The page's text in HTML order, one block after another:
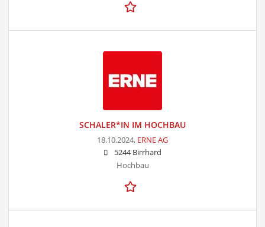
SCHALER*IN IM HOCHBAU
18.10.2024, ERNE AG
5244 Birrhard
Hochbau